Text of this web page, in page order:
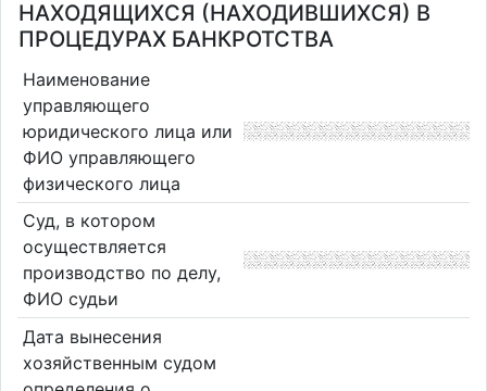
НАХОДЯЩИХСЯ (НАХОДИВШИХСЯ) В
ПРОЦЕДУРАХ БАНКРОТСТВА
Наименование
управляющего
юридического лица или
ФИО управляющего
физического лица
Суд, в котором
осуществляется
производство по делу,
ФИО судьи
Дата вынесения
хозяйственным судом